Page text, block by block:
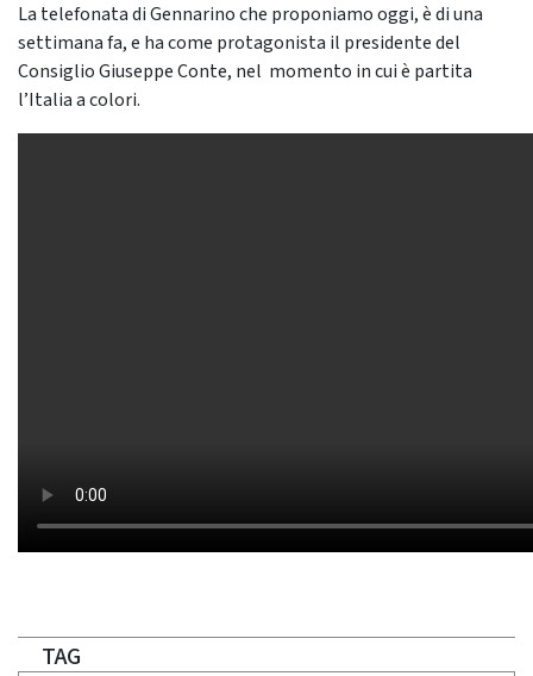
La telefonata di Gennarino che proponiamo oggi, è di una
settimana fa, e ha come protagonista il presidente del
Consiglio Giuseppe Conte, nel momento in cui è partita
l’Italia a colori.
TAG